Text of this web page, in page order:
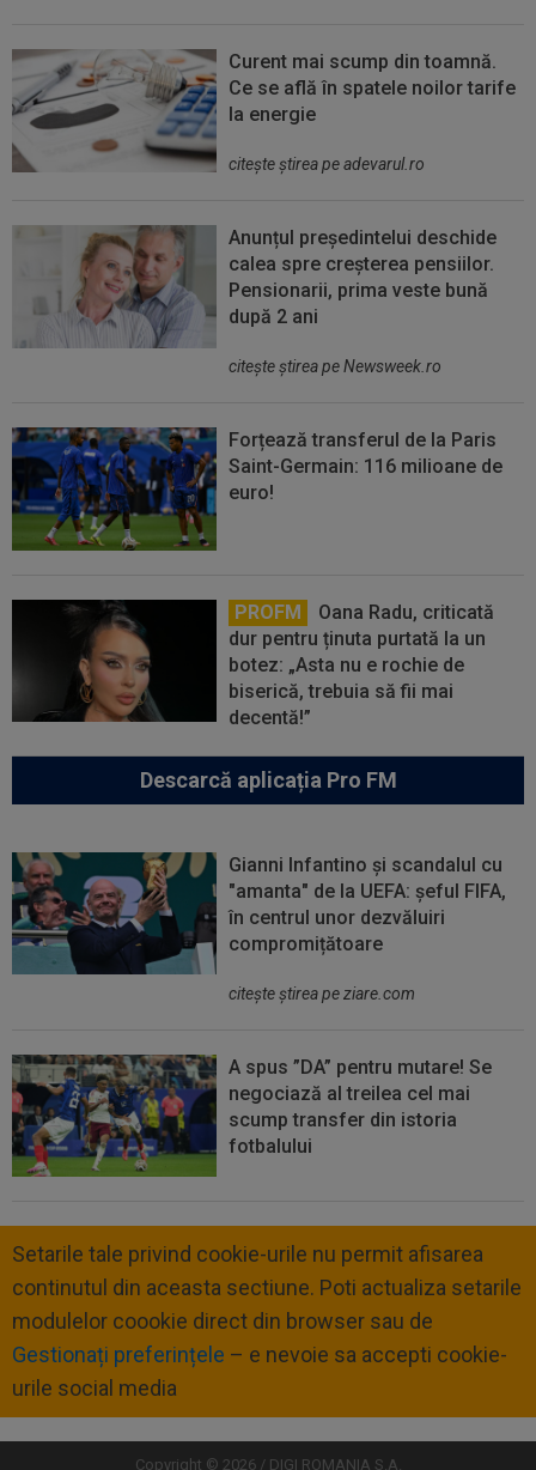
Curent mai scump din toamnă.
Ce se află în spatele noilor tarife
la energie
citeşte ştirea pe adevarul.ro
Anunțul președintelui deschide
calea spre creșterea pensiilor.
Pensionarii, prima veste bună
după 2 ani
citeşte ştirea pe Newsweek.ro
Forțează transferul de la Paris
Saint-Germain: 116 milioane de
euro!
PROFM
Oana Radu, criticată
dur pentru ținuta purtată la un
botez: „Asta nu e rochie de
biserică, trebuia să fii mai
decentă!”
Descarcă aplicația Pro FM
Gianni Infantino și scandalul cu
"amanta" de la UEFA: șeful FIFA,
în centrul unor dezvăluiri
compromițătoare
citeşte ştirea pe ziare.com
A spus ”DA” pentru mutare! Se
negociază al treilea cel mai
scump transfer din istoria
fotbalului
Setarile tale privind cookie-urile nu permit afisarea
continutul din aceasta sectiune. Poti actualiza setarile
modulelor coookie direct din browser sau de
Gestionați preferințele – e nevoie sa accepti cookie-
urile social media
Copyright © 2026 / DIGI ROMANIA S.A.